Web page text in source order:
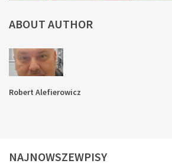
ABOUT AUTHOR
Robert Alefierowicz
NAJNOWSZEWPISY